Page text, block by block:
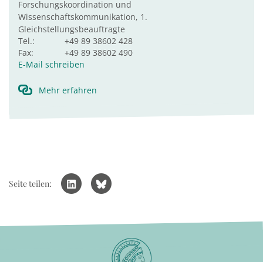
Forschungskoordination und
Wissenschaftskommunikation, 1.
Gleichstellungsbeauftragte
Tel.:
+49 89 38602 428
Fax:
+49 89 38602 490
E-Mail schreiben
Mehr erfahren
Seite teilen: